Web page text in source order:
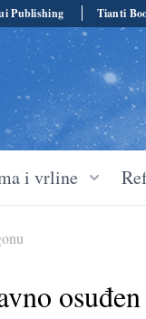
Publishing Tianti
i vrline